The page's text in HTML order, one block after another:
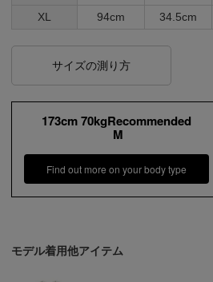
XL
94cm 34.5cm
サイズの測り方
173cm 70kgRecommended
M
Find out more on your body type
モデル着用他アイテム